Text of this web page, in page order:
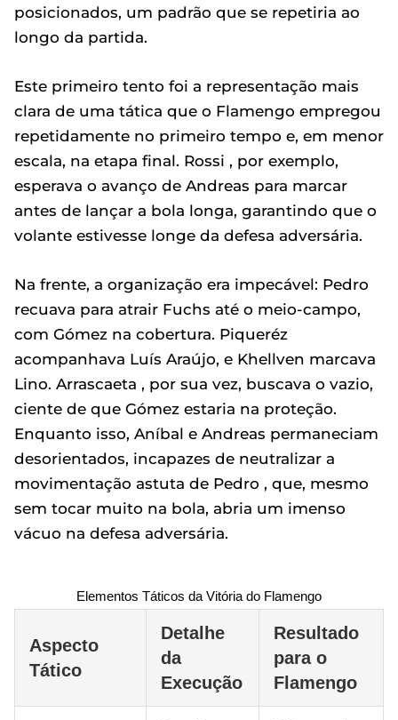
posicionados, um padrão que se repetiria ao
longo da partida.
Este primeiro tento foi a representação mais
clara de uma tática que o Flamengo empregou
repetidamente no primeiro tempo e, em menor
escala, na etapa final. Rossi , por exemplo,
esperava o avanço de Andreas para marcar
antes de lançar a bola longa, garantindo que o
volante estivesse longe da defesa adversária.
Na frente, a organização era impecável: Pedro
recuava para atrair Fuchs até o meio-campo,
com Gómez na cobertura. Piqueréz
acompanhava Luís Araújo, e Khellven marcava
Lino. Arrascaeta , por sua vez, buscava o vazio,
ciente de que Gómez estaria na proteção.
Enquanto isso, Aníbal e Andreas permaneciam
desorientados, incapazes de neutralizar a
movimentação astuta de Pedro , que, mesmo
sem tocar muito na bola, abria um imenso
vácuo na defesa adversária.
Elementos Táticos da Vitória do Flamengo
Aspecto
Tático
Detalhe
da
Execução
Resultado
para o
Flamengo